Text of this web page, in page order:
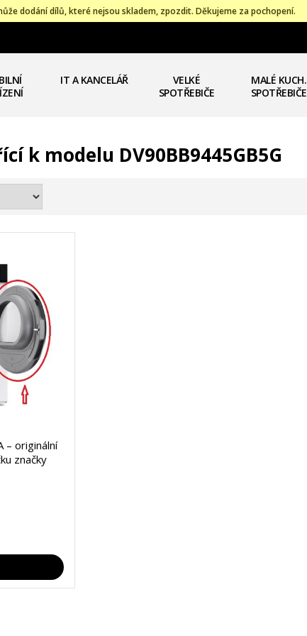
dodání dílů, které nejsou skladem, zpozdit. Děkujeme za pochopení.
IT A KANCELÁŘ
VELKÉ
SPOTŘEBIČE
MALÉ KUCH.
SPOTŘEBIČE
k modelu DV90BB9445GB5G
– originální
značky